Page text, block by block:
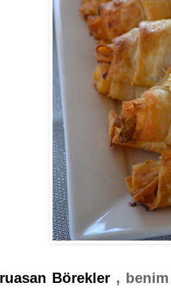
Börekler ,